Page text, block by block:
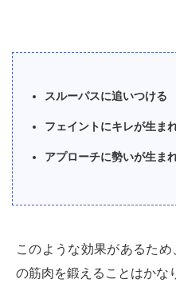
スルーパスに追いつける
フェイントにキレが生ま
アプローチに勢いが生ま
このような効果があるた
の筋肉を鍛えることはかな